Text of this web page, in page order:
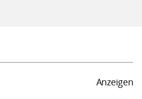
Anzeigen